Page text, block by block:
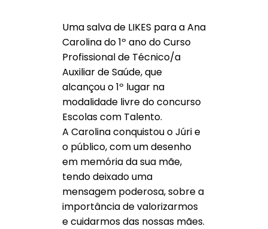
Uma salva de LIKES para a Ana
Carolina do 1º ano do Curso
Profissional de Técnico/a
Auxiliar de Saúde, que
alcançou o 1º lugar na
modalidade livre do concurso
Escolas com Talento.
A Carolina conquistou o Júri e
o público, com um desenho
em memória da sua mãe,
tendo deixado uma
mensagem poderosa, sobre a
importância de valorizarmos
e cuidarmos das nossas mães.